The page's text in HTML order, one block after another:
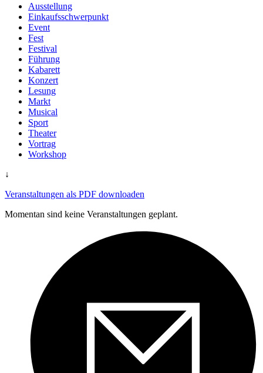
Ausstellung
Einkaufsschwerpunkt
Event
Fest
Festival
Führung
Kabarett
Konzert
Lesung
Markt
Musical
Sport
Theater
Vortrag
Workshop
↓
Veranstaltungen als PDF downloaden
Momentan sind keine Veranstaltungen geplant.